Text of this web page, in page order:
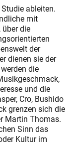
ableiten.
mit
die
der
dienen sie der
die
und die
Cro, Bushido
grenzen sich die
Martin Thomas.
Sinn das
Kultur im